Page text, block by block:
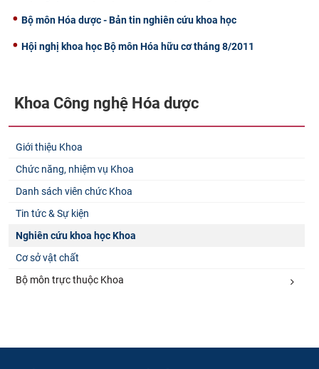
Bộ môn Hóa dược - Bản tin nghiên cứu khoa học
Hội nghị khoa học Bộ môn Hóa hữu cơ tháng 8/2011
Khoa Công nghệ Hóa dược
Giới thiệu Khoa
Chức năng, nhiệm vụ Khoa
Danh sách viên chức Khoa
Tin tức & Sự kiện
Nghiên cứu khoa học Khoa
Cơ sở vật chất
Bộ môn trực thuộc Khoa